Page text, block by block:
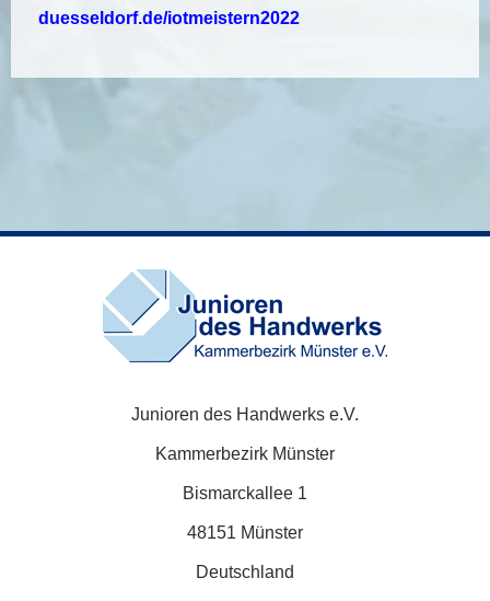
duesseldorf.de/iotmeistern2022
Junioren des Handwerks e.V.
Kammerbezirk Münster
Bismarckallee 1
48151 Münster
Deutschland